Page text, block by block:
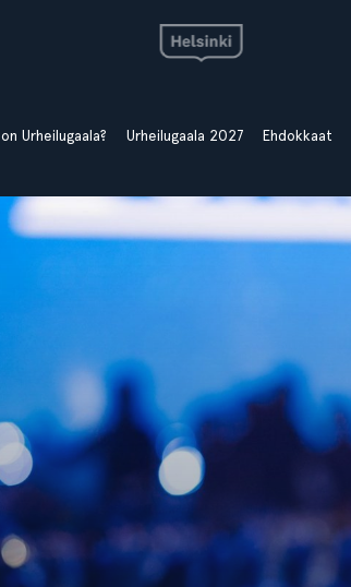
Urheilugaala? Urheilugaala 2027 Ehdokkaat